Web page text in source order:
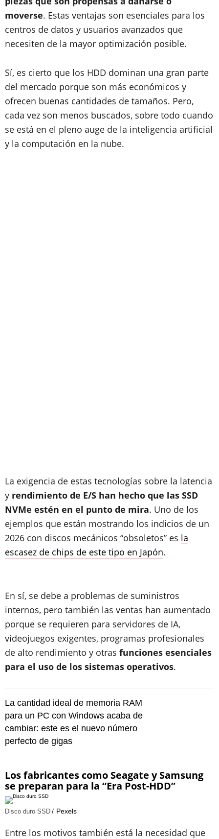
moverse. Estas ventajas son esenciales para los
centros de datos y usuarios avanzados que
necesiten de la mayor optimización posible.
Sí, es cierto que los HDD dominan una gran parte
del mercado porque son más económicos y
ofrecen buenas cantidades de tamaños. Pero,
cada vez son menos buscados, sobre todo cuando
se está en el pleno auge de la inteligencia artificial
y la computación en la nube.
La exigencia de estas tecnologías sobre la latencia
y rendimiento de E/S han hecho que las SSD
NVMe estén en el punto de mira. Uno de los
ejemplos que están mostrando los indicios de un
2026 con discos mecánicos “obsoletos” es la
escasez de chips de este tipo en Japón.
En sí, se debe a problemas de suministros
internos, pero también las ventas han aumentado
porque se requieren para servidores de IA,
videojuegos exigentes, programas profesionales
de alto rendimiento y otras funciones esenciales
para el uso de los sistemas operativos.
La cantidad ideal de memoria RAM
para un PC con Windows acaba de
cambiar: este es el nuevo número
perfecto de gigas
Los fabricantes como Seagate y Samsung
se preparan para la “Era Post-HDD”
Disco duro SSD Pexels
Entre los motivos también está la necesidad que